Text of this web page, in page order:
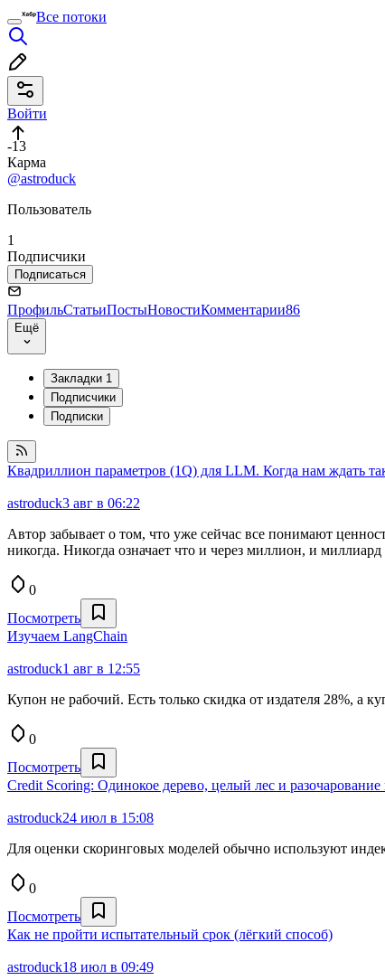
Все потоки
Войти
-13
Карма
@astroduck
Пользователь
1
Подписчики
Подписаться
ПрофильСтатьиПостыНовостиКомментарии86
Ещё
Закладки 1
Подписчики
Подписки
Квадриллион параметров (1Q) для LLM. Когда нам ждать
astroduck3 авг в 06:22
Автор забывает о том, что уже сейчас все понимают
никогда. Никогда означает что и через миллион, и
0
Посмотреть
Изучаем LangChain
astroduck1 авг в 12:55
Купон не рабочий. Есть только скидка от издателя 28%, а
0
Посмотреть
Credit Scoring: Одинокое дерево, целый лес и разочарование
astroduck24 июл в 15:08
Для оценки скоринговых моделей обычно используют
0
Посмотреть
Как не пройти испытательный срок (лёгкий способ)
astroduck18 июл в 09:49